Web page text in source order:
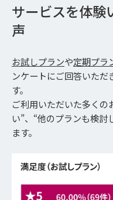
サービスを体験
声
お試しプランや定期プラ
ンケートにご回答いただ
す。
ご利用いただいた多くの
い”、“他のプランも検討
ます。